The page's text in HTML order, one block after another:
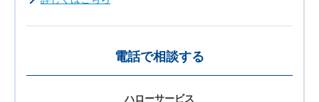
電話で相談する
ハローサービス